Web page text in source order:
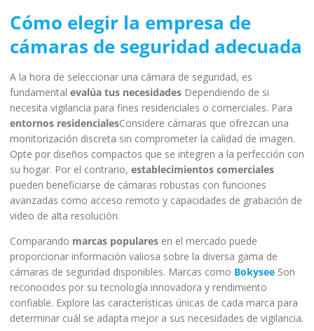
Cómo elegir la empresa de
cámaras de seguridad adecuada
A la hora de seleccionar una cámara de seguridad, es
fundamental evalúa tus necesidades Dependiendo de si
necesita vigilancia para fines residenciales o comerciales. Para
entornos residencialesConsidere cámaras que ofrezcan una
monitorización discreta sin comprometer la calidad de imagen.
Opte por diseños compactos que se integren a la perfección con
su hogar. Por el contrario, establecimientos comerciales
pueden beneficiarse de cámaras robustas con funciones
avanzadas como acceso remoto y capacidades de grabación de
video de alta resolución.
Comparando marcas populares en el mercado puede
proporcionar información valiosa sobre la diversa gama de
cámaras de seguridad disponibles. Marcas como Bokysee Son
reconocidos por su tecnología innovadora y rendimiento
confiable. Explore las características únicas de cada marca para
determinar cuál se adapta mejor a sus necesidades de vigilancia.